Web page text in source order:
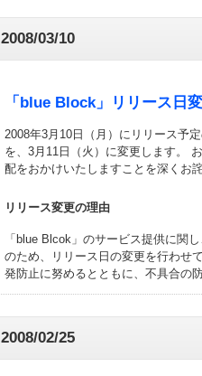
2008/03/10
「blue Block」リリース日
2008年3月10日（月）にリリース予
を、3月11日（火）に変更します。
配をおかけいたしますことを深くお
リリース変更の理由
「blue Blcok」のサービス提供に関
のため、リリース日の変更を行わせ
発防止に努めるとともに、不具合の
2008/02/25